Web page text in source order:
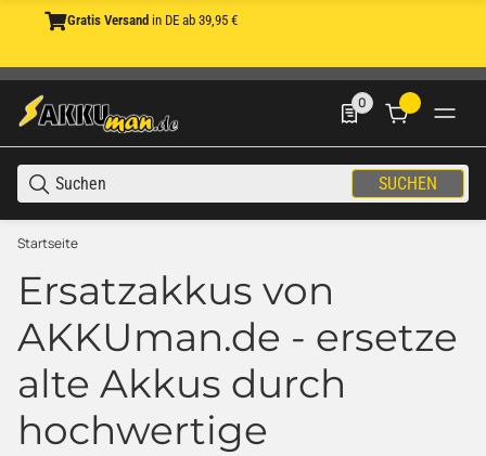
Gratis Versand in DE ab 39,95 €
SUCHEN
0
0 Produkte in der
Startseite
Ersatzakkus von
AKKUman.de - ersetze
alte Akkus durch
hochwertige